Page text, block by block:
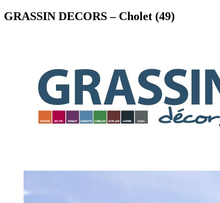
GRASSIN DECORS – Cholet (49)